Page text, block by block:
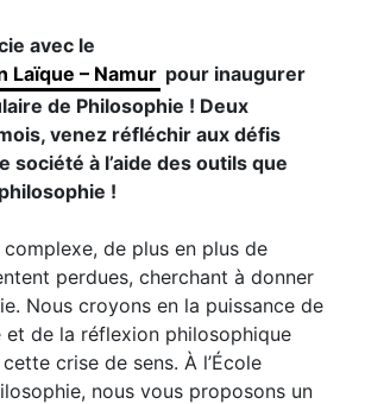
avec le
Laïque – Namur pour inaugurer
de Philosophie ! Deux
venez réfléchir aux défis
société à l’aide des outils que
!
de plus en plus de
perdues, cherchant à donner
Nous croyons en la puissance de
et de la réflexion philosophique
crise de sens. À l’École
nous vous proposons un